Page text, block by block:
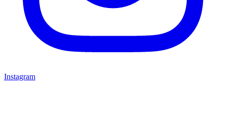
Instagram